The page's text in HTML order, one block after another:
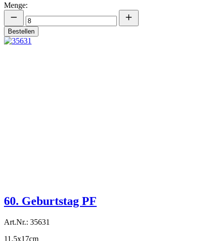
Menge:
Bestellen
60. Geburtstag PF
Art.Nr.: 35631
11,5x17cm